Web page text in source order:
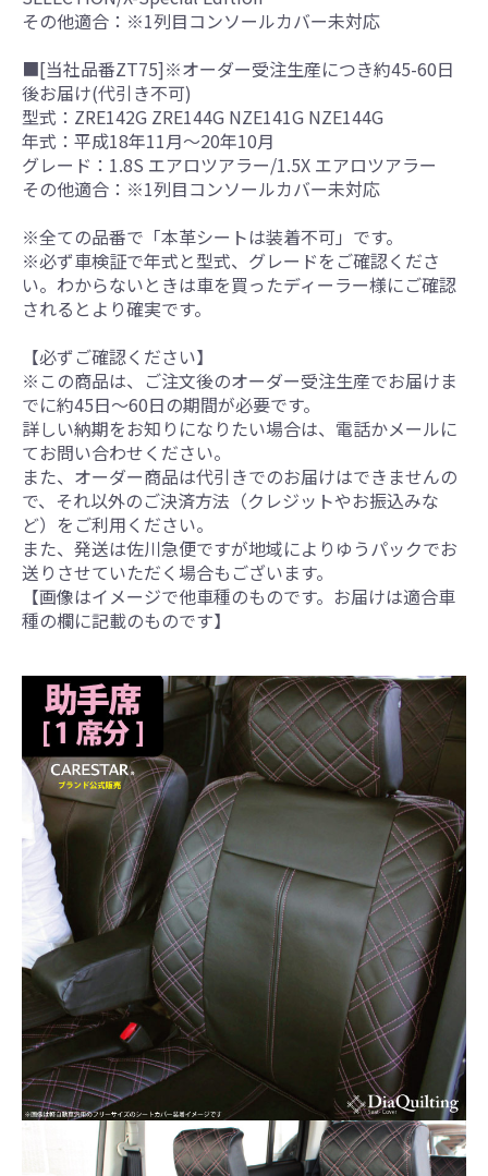
その他適合：※1列目コンソールカバー未対応
■[当社品番ZT75]※オーダー受注生産につき約45-60日
後お届け(代引き不可)
型式：ZRE142G ZRE144G NZE141G NZE144G
年式：平成18年11月～20年10月
グレード：1.8S エアロツアラー/1.5X エアロツアラー
その他適合：※1列目コンソールカバー未対応
※全ての品番で「本革シートは装着不可」です。
※必ず車検証で年式と型式、グレードをご確認くださ
い。わからないときは車を買ったディーラー様にご確認
されるとより確実です。
【必ずご確認ください】
※この商品は、ご注文後のオーダー受注生産でお届けま
でに約45日～60日の期間が必要です。
詳しい納期をお知りになりたい場合は、電話かメールに
てお問い合わせください。
また、オーダー商品は代引きでのお届けはできませんの
で、それ以外のご決済方法（クレジットやお振込みな
ど）をご利用ください。
また、発送は佐川急便ですが地域によりゆうパックでお
送りさせていただく場合もございます。
【画像はイメージで他車種のものです。お届けは適合車
種の欄に記載のものです】